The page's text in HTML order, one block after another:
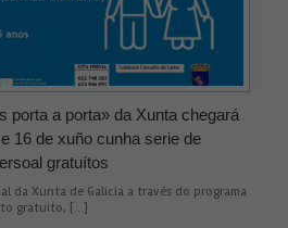
porta a porta» da Xunta chegará
16 de xuño cunha serie de
gratuítos
da Xunta de Galicia a través do programa
gratuito, […]
Experiencia
nuestra web
funcione lo
mejor posible
durante tu
visita. Si
rechaza estas
algunas
funcionalidades